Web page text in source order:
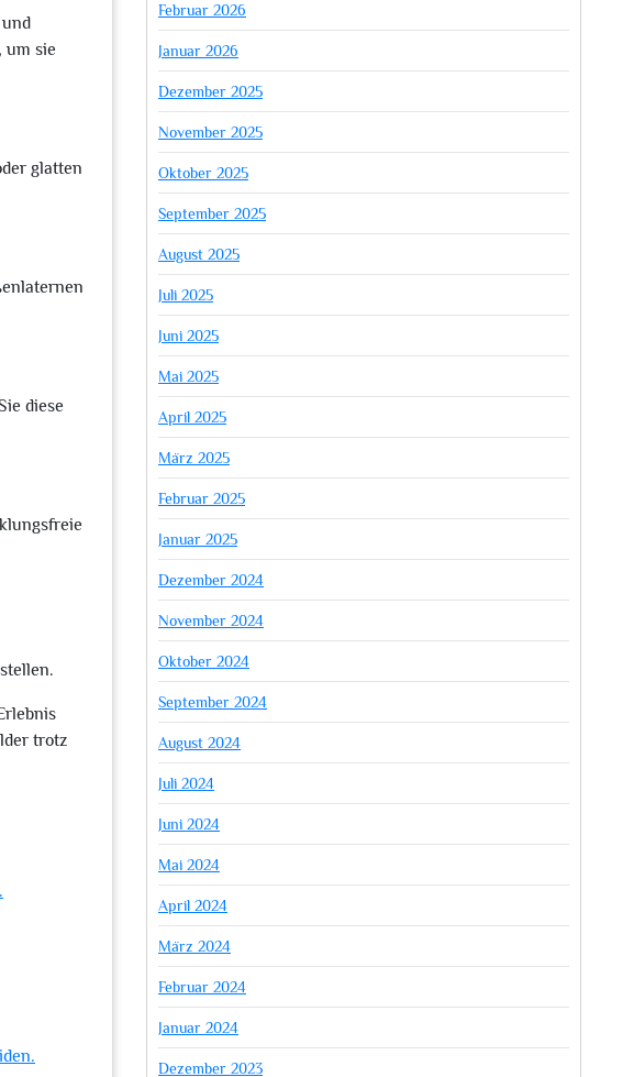
um sie
glatten
diese
trotz
Februar 2026
Januar 2026
Dezember 2025
November 2025
Oktober 2025
September 2025
August 2025
Juli 2025
Juni 2025
Mai 2025
April 2025
März 2025
Februar 2025
Januar 2025
Dezember 2024
November 2024
Oktober 2024
September 2024
August 2024
Juli 2024
Juni 2024
Mai 2024
April 2024
März 2024
Februar 2024
Januar 2024
Dezember 2023